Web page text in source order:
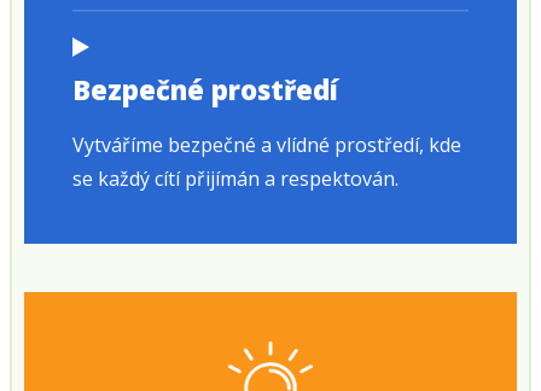
Bezpečné prostředí
Vytváříme bezpečné a vlídné prostředí, kde
se každý cítí přijímán a respektován.